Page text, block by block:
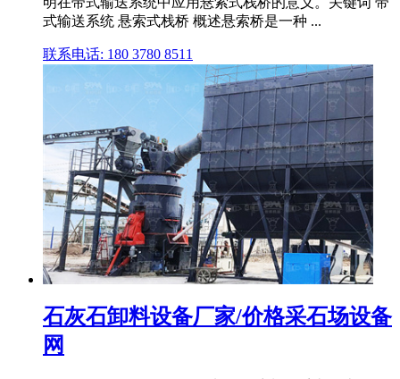
式输送系统 悬索式栈桥 概述悬索桥是一种 ...
联系电话: 180 3780 8511
石灰石卸料设备厂家/价格采石场设备
网